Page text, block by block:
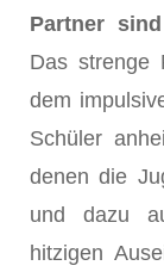
Partner
Das strenge
dem
Schüler
denen die
und dazu
hitzigen